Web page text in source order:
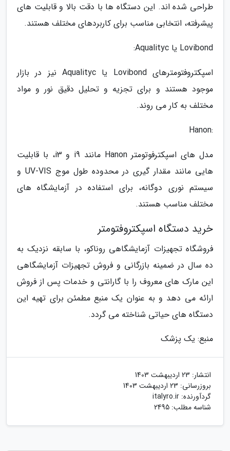
طراحی شده اند. این دستگاه ها با دقت بالا و قابلیت های
پیشرفته، انتخابی مناسب برای کاربردهای مختلف هستند.
Lovibond یا Aqualityc:
اسپکتروفتومترهای Lovibond یا Aqualityc نیز در بازار
موجود هستند و برای تجزیه و تحلیل دقیق نور و مواد
مختلف به کار می روند.
:Hanon
مدل های اسپکترفوتومتر Hanon مانند i9 و i3، با قابلیت
هایی مانند مقدار گیری در محدوده طول موج UV-VIS و
سیستم نوری دوگانه، برای استفاده در آزمایشگاه های
مختلف مناسب هستند.
خرید دستگاه اسپکتروفتومتر
فروشگاه تجهیزات آزمایشگاهی روناکو، با سابقه نزدیک به
ده سال در ضمینه بازرگانی و فروش تجهیزات آزمایشگاهی
این مارک های معروف را با گارانتی و خدمات پس از فروش
ارائه می دهد و به عنوان یک منبع مطمئن برای تهیه این
دستگاه های حیاتی شناخته می گردد.
منبع: یک پزشک
انتشار: 23 اردیبهشت 1403
بروزرسانی: 23 اردیبهشت 1403
گردآورنده: italyro.ir
شناسه مطلب: 2495